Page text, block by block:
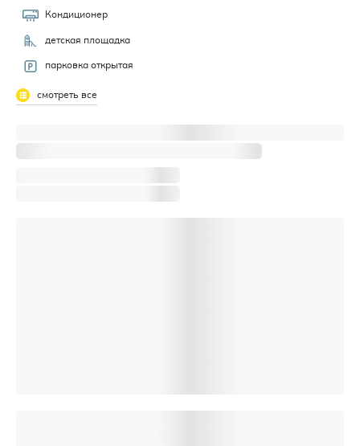
Кондиционер
детская площадка
парковка открытая
смотреть все